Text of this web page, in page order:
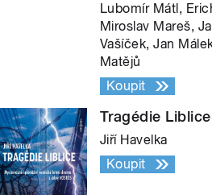
Lubomír Mátl,
Miroslav Mareš,
Vašíček, Jan
Matějů
Koupit
Tragédie Liblice
Jiří Havelka
Koupit